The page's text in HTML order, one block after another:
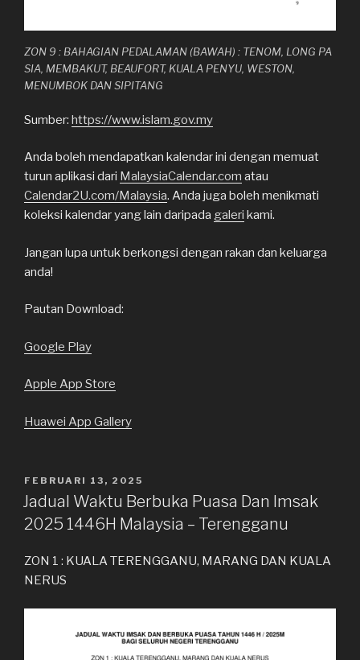
ZON 9 : BAHAGIAN PEDALAMAN (BAWAH) : TENOM, LONG PA
SIA, MEMBAKUT, BEAUFORT, KUALA PENYU, WESTON,
MENUMBOK DAN SIPITANG
Sumber: https://www.islam.gov.my
Anda boleh mendapatkan kalendar ini dengan memuat
turun aplikasi dari MalaysiaCalendar.com atau
Calendar2U.com/Malaysia. Anda juga boleh menikmati
koleksi kalendar yang lain daripada galeri kami.
Jangan lupa untuk berkongsi dengan rakan dan keluarga
anda!
Pautan Download:
Google Play
Apple App Store
Huawei App Gallery
DIKIRIM
PADA
FEBRUARI 13, 2025
Jadual Waktu Berbuka Puasa Dan Imsak
2025 1446H Malaysia – Terengganu
ZON 1 : KUALA TERENGGANU, MARANG DAN KUALA
NERUS